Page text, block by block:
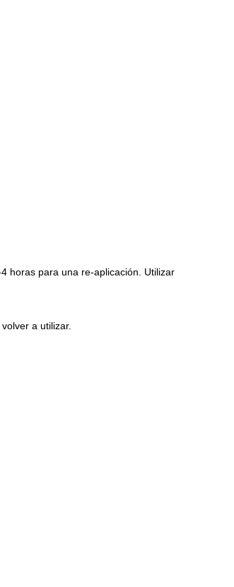
horas para una re-aplicación. Utilizar
a utilizar.